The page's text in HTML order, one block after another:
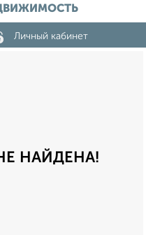
Личный кабинет
НАЙДЕНА!